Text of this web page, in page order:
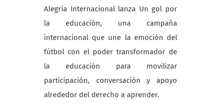
Alegría Internacional lanza Un gol por
la educación, una campaña
internacional que une la emoción del
fútbol con el poder transformador de
la educación para movilizar
participación, conversación y apoyo
alrededor del derecho a aprender.